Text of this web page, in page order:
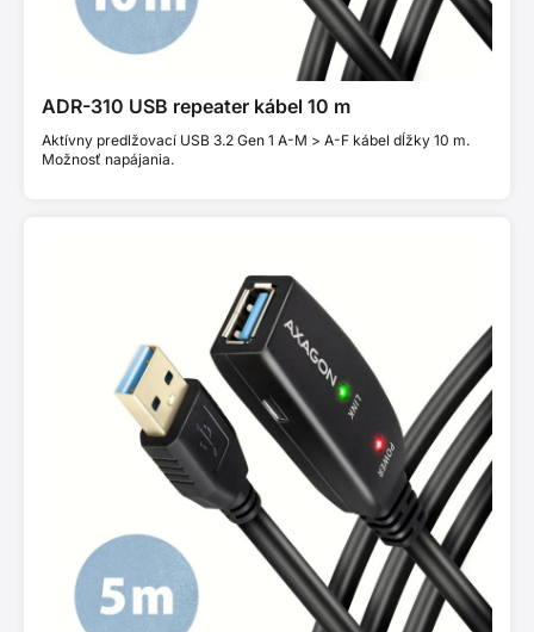
ADR-310 USB repeater kábel 10 m
Aktívny predlžovací USB 3.2 Gen 1 A-M > A-F kábel dĺžky 10 m.
Možnosť napájania.